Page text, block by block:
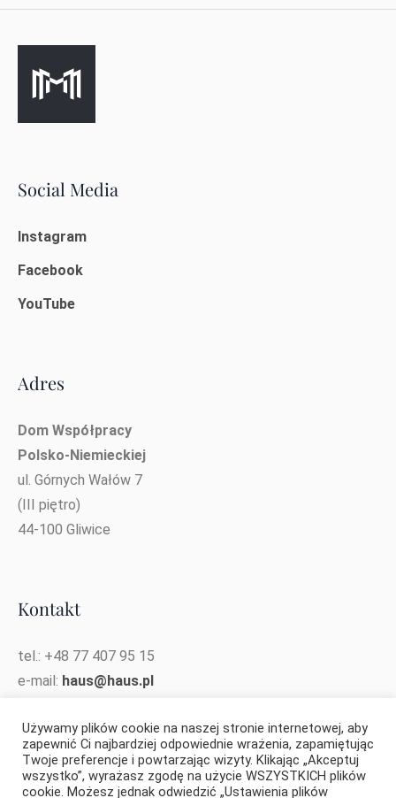
Social Media
Instagram
Facebook
YouTube
Adres
Dom Współpracy
Polsko-Niemieckiej
ul. Górnych Wałów 7
(III piętro)
44-100 Gliwice
Kontakt
tel.: +48 77 407 95 15
e-mail: haus@haus.pl
katarzyna.opielka@haus.pl
Używamy plików cookie na naszej stronie internetowej, aby
zapewnić Ci najbardziej odpowiednie wrażenia, zapamiętując
Twoje preferencje i powtarzając wizyty. Klikając „Akceptuj
wszystko”, wyrażasz zgodę na użycie WSZYSTKICH plików
cookie. Możesz jednak odwiedzić „Ustawienia plików